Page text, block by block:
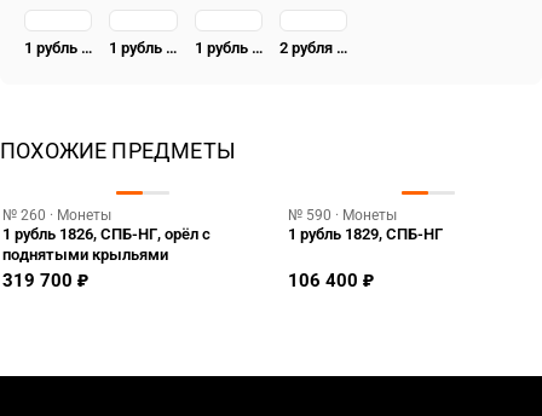
1 рубль 1723, OK, поясной портрет в горностаевой мантии, малый Андреевский крест, вензель большой 1 рубль 1913, ВС, дом Романовых 1 рубль 1741, СПБ, Иоанн, гурт надпись 2 рубля 1722, Новодел
ПОХОЖИЕ ПРЕДМЕТЫ
№ 260 · Монеты
1 рубль 1826, СПБ-НГ, орёл с
поднятыми крыльями
319 700 ₽
№ 590 · Монеты
1 рубль 1829, СПБ-НГ
106 400 ₽